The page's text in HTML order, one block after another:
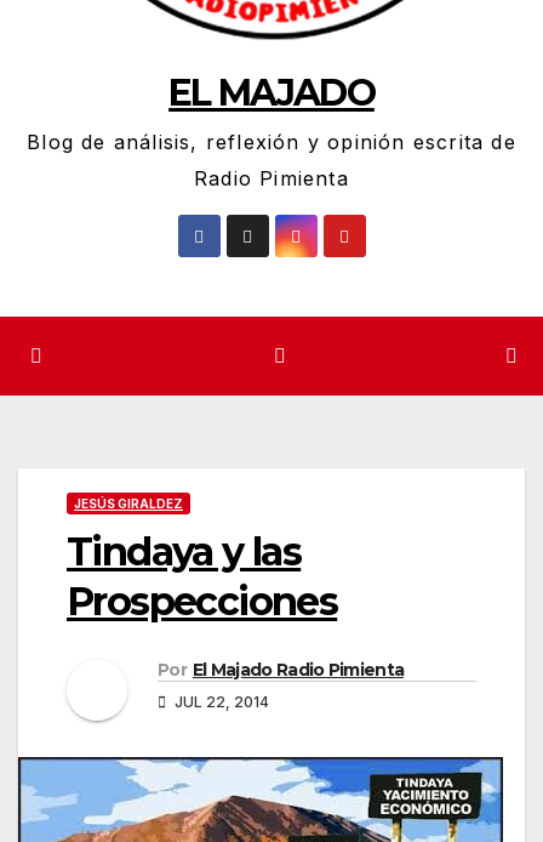
EL MAJADO
Blog de análisis, reflexión y opinión escrita de
Radio Pimienta
JESÚS GIRALDEZ
Tindaya y las
Prospecciones
Por El Majado Radio Pimienta
JUL 22, 2014